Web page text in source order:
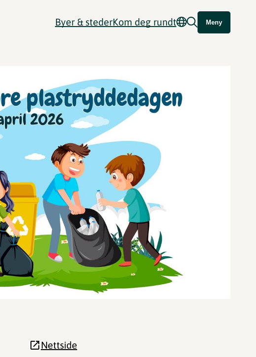
Byer & stederKom deg rundt Meny
Nettside